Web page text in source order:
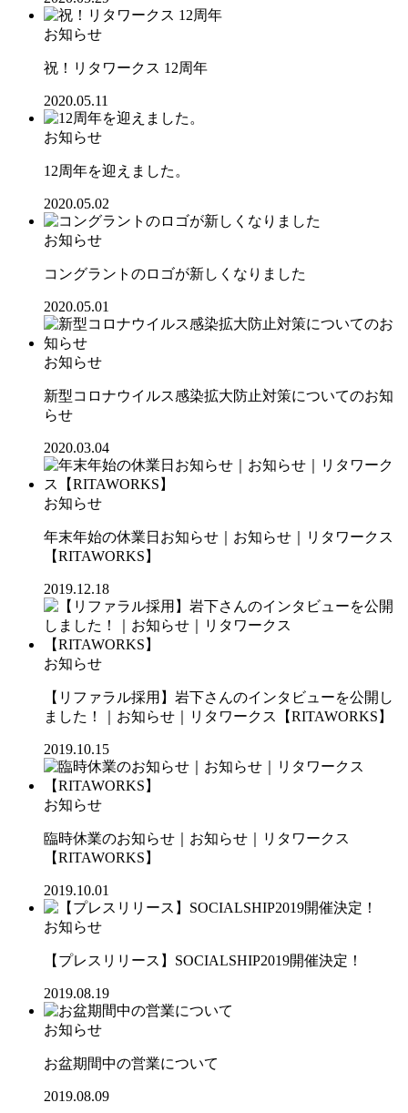
お知らせ
祝！リタワークス 12周年
2020.05.11
お知らせ
12周年を迎えました。
2020.05.02
お知らせ
コングラントのロゴが新しくなりました
2020.05.01
お知らせ
新型コロナウイルス感染拡大防止対策についてのお知
らせ
2020.03.04
お知らせ
年末年始の休業日お知らせ｜お知らせ｜リタワークス
【RITAWORKS】
2019.12.18
お知らせ
【リファラル採用】岩下さんのインタビューを公開し
ました！｜お知らせ｜リタワークス【RITAWORKS】
2019.10.15
お知らせ
臨時休業のお知らせ｜お知らせ｜リタワークス
【RITAWORKS】
2019.10.01
お知らせ
【プレスリリース】SOCIALSHIP2019開催決定！
2019.08.19
お知らせ
お盆期間中の営業について
2019.08.09